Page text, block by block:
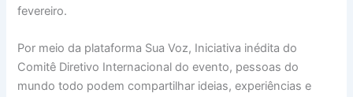
fevereiro.
Por meio da plataforma Sua Voz, Iniciativa inédita do
Comitê Diretivo Internacional do evento, pessoas do
mundo todo podem compartilhar ideias, experiências e